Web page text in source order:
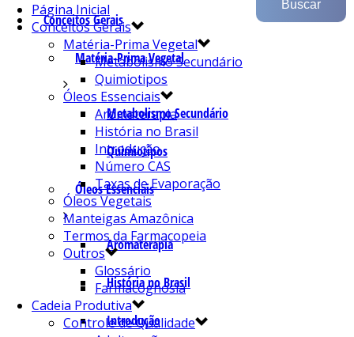
Conceitos Gerais
Matéria-Prima Vegetal
Metabolismo Secundário
Quimiotipos
Óleos Essenciais
Aromaterapia
História no Brasil
Introdução
Página Inicial
Conceitos Gerais
Matéria-Prima Vegetal
Metabolismo Secundário
Quimiotipos
Óleos Essenciais
Aromaterapia
História no Brasil
Introdução
Número CAS
Taxas de Evaporação
Óleos Vegetais
Manteigas Amazônica
Termos da Farmacopeia
Outros
Glossário
Farmacognosia
Cadeia Produtiva
Controle de Qualidade